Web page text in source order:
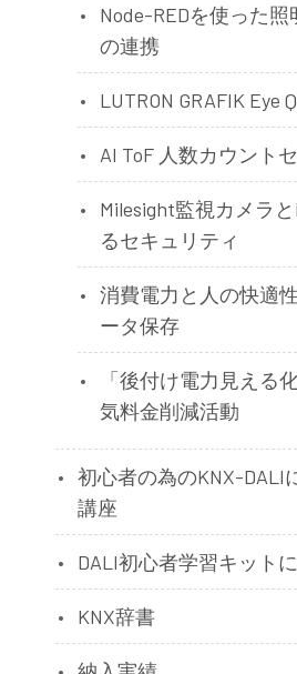
Node-REDを使った
の連携
LUTRON GRAFIK Eye
AI ToF 人数カウント
Milesight監視カメラ
るセキュリティ
消費電力と人の快適
ータ保存
「後付け電力見える
気料金削減活動
初心者の為のKNX-DALI
講座
DALI初心者学習キット
KNX辞書